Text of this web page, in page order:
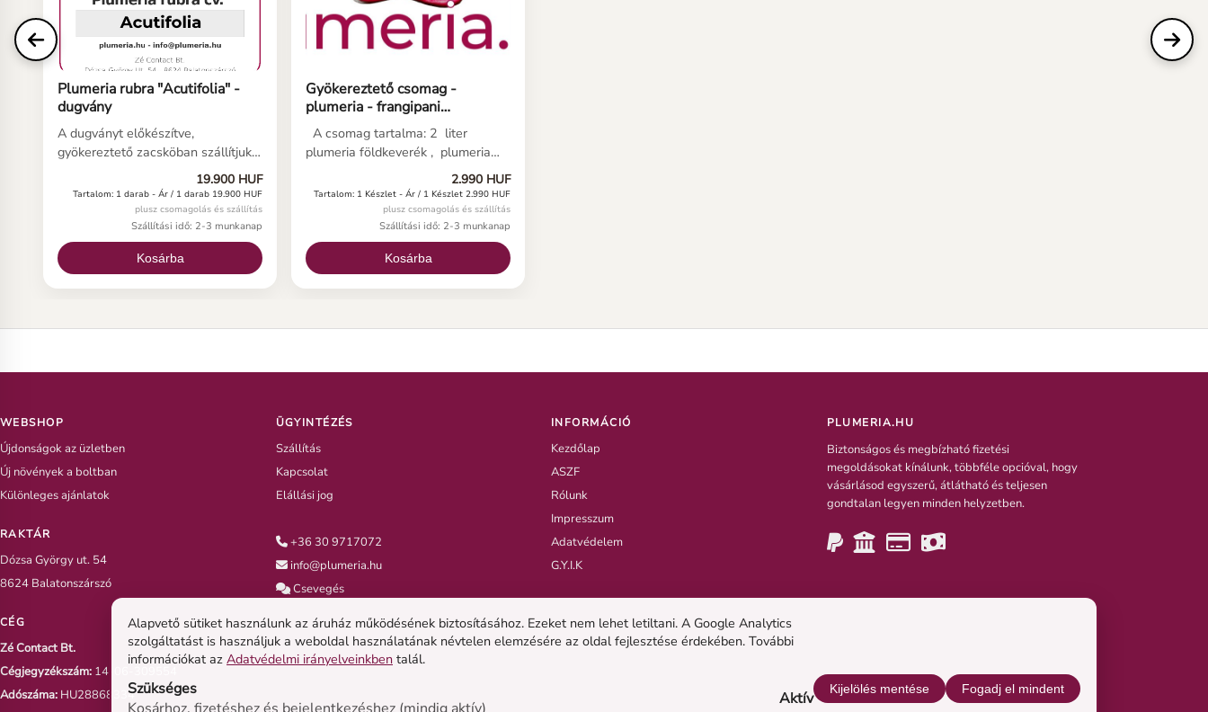
Plumeria rubra "Acutifolia" -
dugvány
A dugványt előkészítve,
gyökereztető zacsköban szállítjuk.
Nincs vele teendő, csak a gyökerek
megjelenését kell megvárni! A
dugvány erős, gyökér nélküli.
Gyökereztetésre alkalmas
állapotban küldjük. A kallusz egyes
esetekben már megjelent a
dugványon. Kérjük, ügyeljen a
19.900 HUF
Tartalom: 1 darab - Ár / 1 darab 19.900 HUF
plusz csomagolás és szállítás
Szállítási idő: 2-3 munkanap
Kosárba
Gyökereztető csomag -
plumeria - frangipani
dugványokhoz
A csomag tartalma: 2 liter
plumeria földkeverék , plumeria
gyökereztetéshez és 4 db
gyökereztető zacskó valamint
tájékoztató a plumeria dugvány
gondozásához. A kész plumeria
gyökereztető keverékkel töltsd fel
a zacskót és a keveréket erősítd fel
a frangipáni dugvány vágott
2.990 HUF
Tartalom: 1 Készlet - Ár / 1 Készlet 2.990 HUF
plusz csomagolás és szállítás
Szállítási idő: 2-3 munkanap
Kosárba
WEBSHOP
Újdonságok az üzletben
Új növények a boltban
Különleges ajánlatok
RAKTÁR
Dózsa György ut. 54
8624 Balatonszárszó
CÉG
Zé Contact Bt.
Cégjegyzékszám: 14-06-309554
Adószáma: HU28868334
ÜGYINTÉZÉS
Szállítás
Kapcsolat
Elállási jog
+36 30 9717072
info@plumeria.hu
Csevegés
INFORMÁCIÓ
Kezdőlap
ASZF
Rólunk
Impresszum
Adatvédelem
G.Y.I.K
PLUMERIA.HU
Biztonságos és megbízható fizetési
megoldásokat kínálunk, többféle opcióval, hogy
vásárlásod egyszerű, átlátható és teljesen
gondtalan legyen minden helyzetben.
Alapvető sütiket használunk az áruház működésének biztosításához. Ezeket nem lehet letiltani. A Google Analytics
szolgáltatást is használjuk a weboldal használatának névtelen elemzésére az oldal fejlesztése érdekében. További
információkat az Adatvédelmi irányelveinkben talál.
Szükséges
Aktív Kijelölés mentése Fogadj el mindent